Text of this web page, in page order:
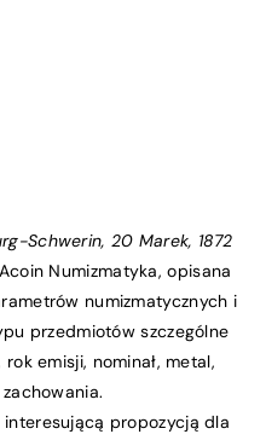
Schwerin, 20 Marek, 1872
Numizmatyka, opisana
numizmatycznych i
przedmiotów szczególne
emisji, nominał, metal,
propozycją dla